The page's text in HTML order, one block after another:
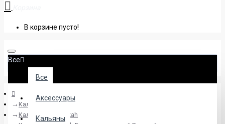
В корзине пусто!
Все
Все
Аксессуары
Кальяны
Кальяны
Кальяны Sky Hookah